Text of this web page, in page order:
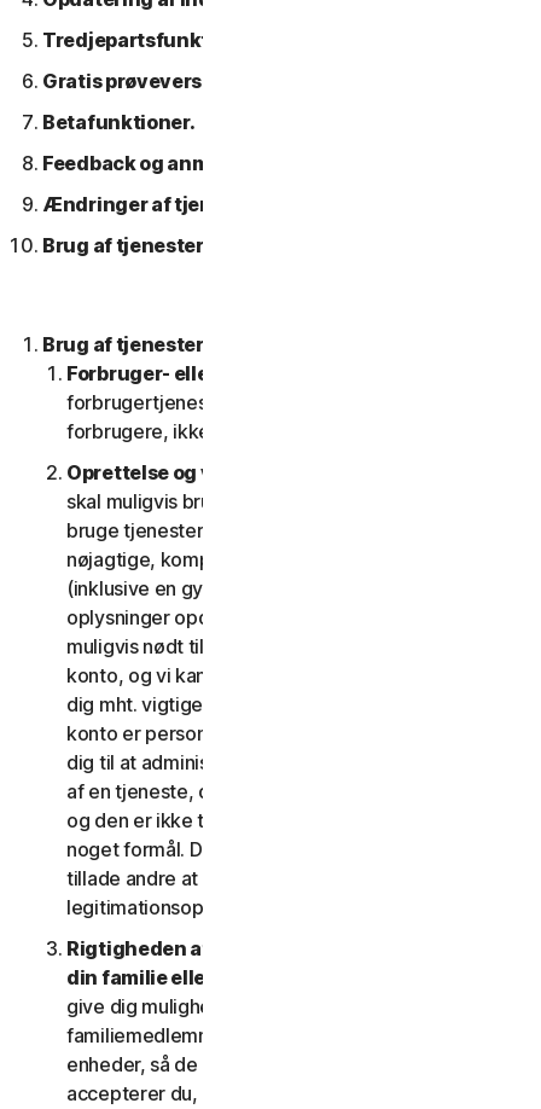
Tredjepartsfunktioner eller -indhold.
Gratis prøveversioner.
Betafunktioner.
Feedback og anmeldelser.
Ændringer af tjenesterne.
Brug af tjenester over et netværk.
Brug af tjenesterne.
Forbruger- eller erhvervstjenester
forbrugertjenester er kun designet og egnet til
forbrugere, ikke til SV'er.
Oprettelse og vedligeholdelse af en konto.
skal muligvis bruge en konto for at få adgang til og
bruge tjenesterne. Det er vigtigt, at du giver os
nøjagtige, komplette og aktuelle kontooplysninger
(inklusive en gyldig mailadresse) og holder disse
oplysninger opdaterede. Hvis du ikke gør det, er vi
muligvis nødt til at suspendere eller afslutte din
konto, og vi kan muligvis ikke komme i kontakt med
dig mht. vigtige beskeder om dine tjenester. Din
konto er personlig og må udelukkende bruges af
dig til at administrere dine (eller, hvis det er tilladt
af en tjeneste, din husstands eller SV's) tjenester,
og den er ikke til brug af andre tredjeparter til
noget formål. Du må ikke sælge, overdrage eller
tillade andre at bruge din kontos
legitimationsoplysninger.
Rigtigheden af dine oplysninger (herunder om
din familie eller SV)
give dig mulighed for at registrere dine
familiemedlemmer, dine medarbejdere eller deres
enheder, så de kan bruge tjenesterne. I så fald
accepterer du, at de oplysninger, du giver os om